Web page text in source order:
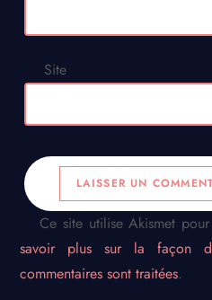
Site
Ce site utilise Akismet
savoir plus sur la façon
commentaires sont traitées.